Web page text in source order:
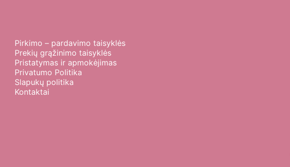
Pirkimo – pardavimo taisyklės
Prekių grąžinimo taisyklės
Pristatymas ir apmokėjimas
Privatumo Politika
Slapukų politika
Kontaktai